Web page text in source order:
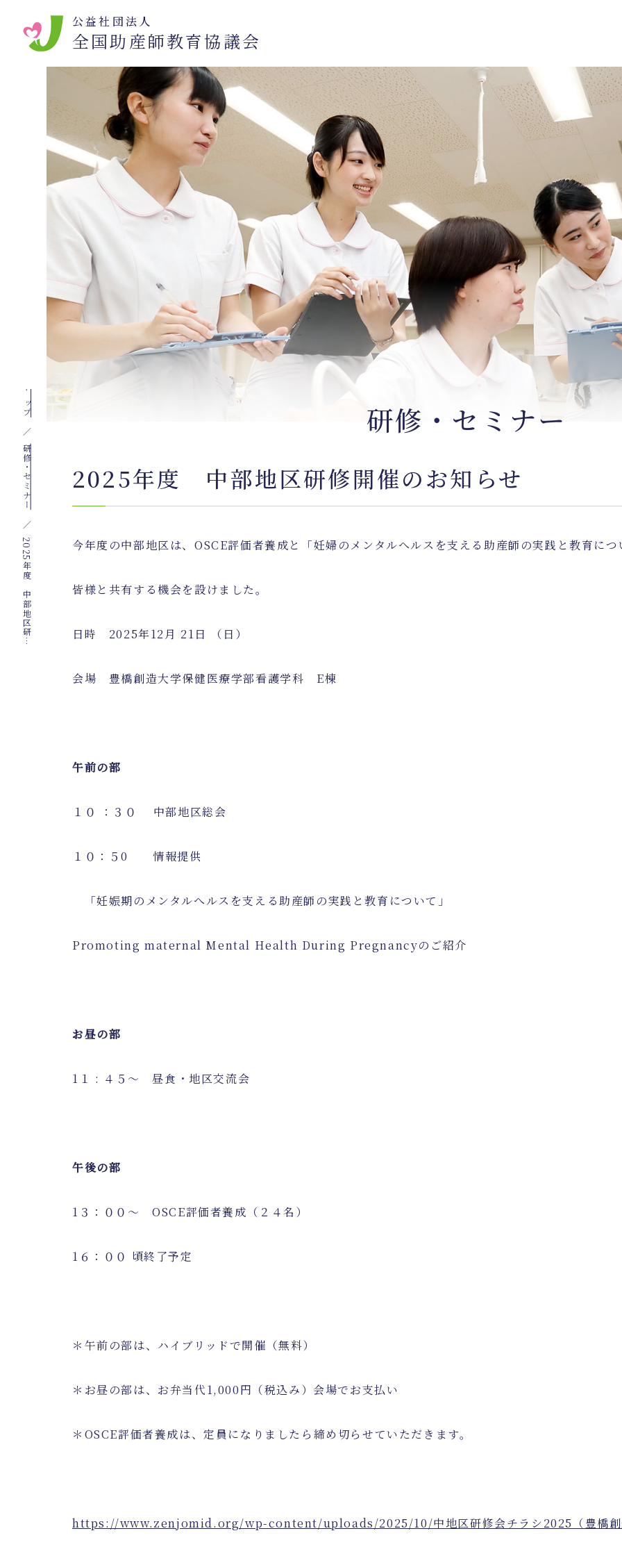
公益社団法人
全国助産師教育協議会
研修・セミナー
トップ
研修・セミナー
2
0
2
5
年
度
中
部
地
区
研
修
開
催
の
お
知
ら
せ
2025年度 中部地区研修開催のお知らせ
今年度の中部地区は、 OSCE評価者養成と「妊婦のメンタルへルスを支える助産師の実践と教育につ
皆様と共有する機会を設けました。
日時 2025年12月 21 日 （日）
会場 豊橋創造大学保健医療学部看護学科 E棟
午前の部
１０ ：３０ 中部地区総会
１０：５0 情報提供
「妊娠期のメンタルへルスを支える助産師の実践と教育について」
Promoting maternal Mental Health During Pregnancyのご紹介
お昼の部
1１ : ４５～ 昼食・地区交流会
午後の部
1３：００～OSCE評価者養成（２４名）
1６：００ 頃終了予定
＊午前の部は、ハイブリッドで開催（無料）
＊お昼の部は、お弁当代1,000円（税込み）会場でお支払い
＊ OSCE評価者養成は、定員になりましたら締め切らせていただきます。
https://www.zenjomid.org/wp-content/uploads/2025/10/中地区研修会チラシ2025（豊橋創